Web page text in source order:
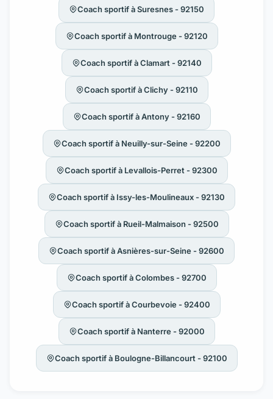
Coach sportif à Suresnes - 92150
Coach sportif à Montrouge - 92120
Coach sportif à Clamart - 92140
Coach sportif à Clichy - 92110
Coach sportif à Antony - 92160
Coach sportif à Neuilly-sur-Seine - 92200
Coach sportif à Levallois-Perret - 92300
Coach sportif à Issy-les-Moulineaux - 92130
Coach sportif à Rueil-Malmaison - 92500
Coach sportif à Asnières-sur-Seine - 92600
Coach sportif à Colombes - 92700
Coach sportif à Courbevoie - 92400
Coach sportif à Nanterre - 92000
Coach sportif à Boulogne-Billancourt - 92100